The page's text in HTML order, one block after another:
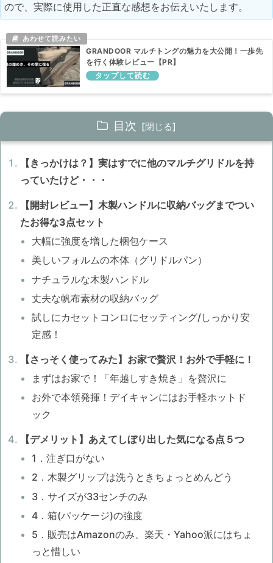
ので、実際に使用した正直な感想をお伝えいたします。
GRANDOOR マルチトングの魅力を大公開！一歩先
を行く体験レビュー【PR】
目次
【きっかけは？】実はすでに他のマルチグリドルを持
っていたけど・・・
【開封レビュー】木製ハンドルに収納バッグまでつい
たお得な3点セット
大幅に強度を増した梱包ケース
美しいフォルムの本体（グリドルパン）
ナチュラルな木製ハンドル
丈夫な帆布素材の収納バッグ
試しにカセットコンロにセッティング/しっかり安
定感！
【さっそく使ってみた】お家で贅沢！お外で手軽に！
まずはお家で！「年越しすき焼き」を贅沢に
お外で本領発揮！デイキャンにはお手軽ホットド
ック
【デメリット】あえてしぼり出した気になる点５つ
1．注ぎ口がない
2．木製グリップは洗うときちょっとめんどう
3．サイズが33センチのみ
4．箱(パッケージ)の強度
5．販売はAmazonのみ、楽天・Yahoo派にはちょ
っと惜しい